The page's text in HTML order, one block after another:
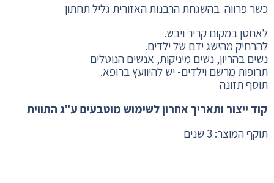
כשר פרווה בהשגחת הרבנות האזורית גליל תחתון
לאחסן במקום קריר ויבש.
להרחיק מהישג ידם של ילדים.
נשים בהריון, נשים מיניקות, אנשים הנוטלים
תרופות מרשם וילדים- יש להיוועץ ברופא.
תוסף תזונה
קוד ייצור ותאריך אחרון לשימוש מוטבעים ע"ג התווית
תוקף המוצר: 3 שנים